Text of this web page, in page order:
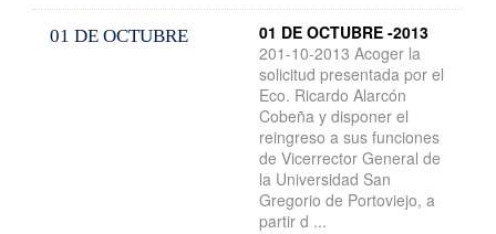
01 DE OCTUBRE
01 DE OCTUBRE -2013
201-10-2013 Acoger la
solicitud presentada por el
Eco. Ricardo Alarcón
Cobeña y disponer el
reingreso a sus funciones
de Vicerrector General de
la Universidad San
Gregorio de Portoviejo, a
partir d ...